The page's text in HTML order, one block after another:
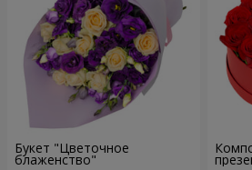
Букет "Цветочное
блаженство"